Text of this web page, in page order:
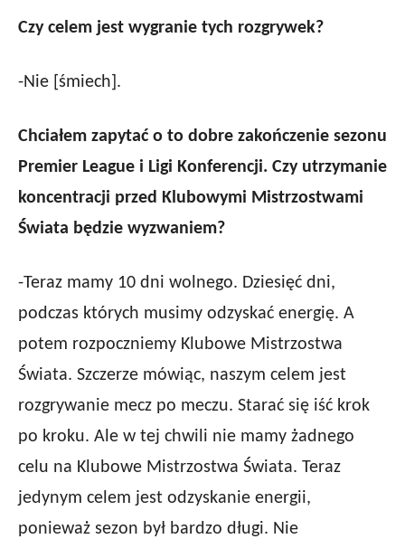
Czy celem jest wygranie tych rozgrywek?
-Nie [śmiech].
Chciałem zapytać o to dobre zakończenie sezonu
Premier League i Ligi Konferencji. Czy utrzymanie
koncentracji przed Klubowymi Mistrzostwami
Świata będzie wyzwaniem?
-Teraz mamy 10 dni wolnego. Dziesięć dni,
podczas których musimy odzyskać energię. A
potem rozpoczniemy Klubowe Mistrzostwa
Świata. Szczerze mówiąc, naszym celem jest
rozgrywanie mecz po meczu. Starać się iść krok
po kroku. Ale w tej chwili nie mamy żadnego
celu na Klubowe Mistrzostwa Świata. Teraz
jedynym celem jest odzyskanie energii,
ponieważ sezon był bardzo długi. Nie